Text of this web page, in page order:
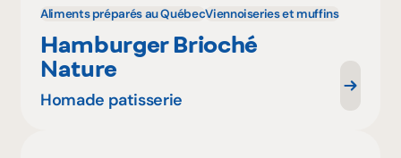
Aliments préparés au QuébecViennoiseries et muffins
Hamburger Brioché
Nature
Homade patisserie